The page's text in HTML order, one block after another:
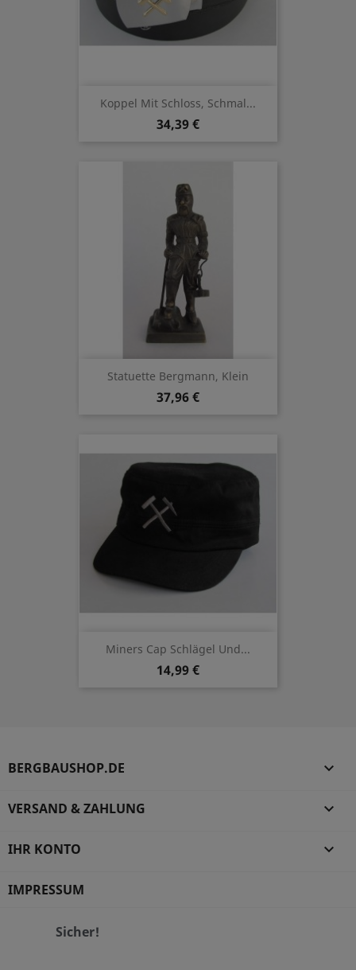
Koppel Mit Schloss, Schmal...
34,39 €
Statuette Bergmann, Klein
37,96 €
Miners Cap Schlägel Und...
14,99 €
BERGBAUSHOP.DE 
VERSAND & ZAHLUNG 
IHR KONTO 
IMPRESSUM
Sicher!